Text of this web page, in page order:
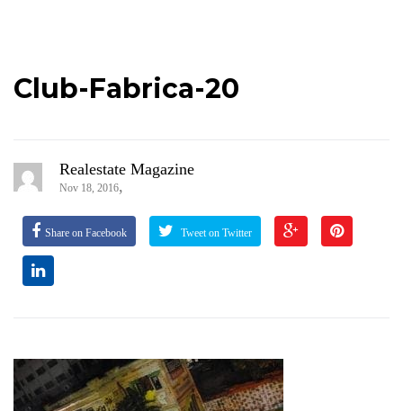
Club-Fabrica-20
Realestate Magazine
Nov 18, 2016,
Share on Facebook Tweet on Twitter